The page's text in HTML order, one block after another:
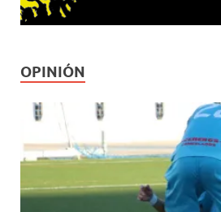
OPINIÓN